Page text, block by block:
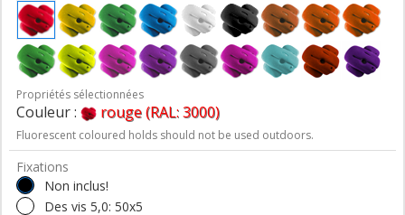
Propriétés sélectionnées
Couleur : rouge (RAL: 3000)
Fluorescent coloured holds should not be used outdoors.
Fixations
Non inclus!
Des vis 5,0: 50x5